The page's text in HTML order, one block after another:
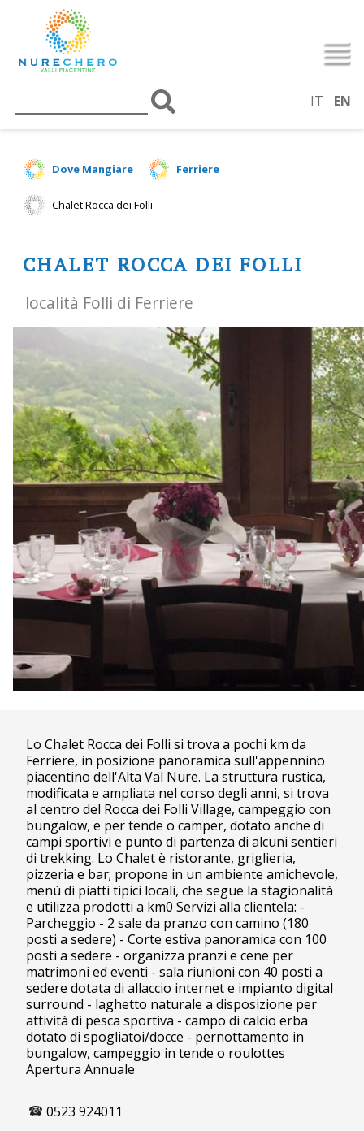
IT EN
Dove Mangiare Ferriere
Chalet Rocca dei Folli
CHALET ROCCA DEI FOLLI
località Folli di Ferriere
Lo Chalet Rocca dei Folli si trova a pochi km da
Ferriere, in posizione panoramica sull'appennino
piacentino dell'Alta Val Nure. La struttura rustica,
modificata e ampliata nel corso degli anni, si trova
al centro del Rocca dei Folli Village, campeggio con
bungalow, e per tende o camper, dotato anche di
campi sportivi e punto di partenza di alcuni sentieri
di trekking. Lo Chalet è ristorante, griglieria,
pizzeria e bar; propone in un ambiente amichevole,
menù di piatti tipici locali, che segue la stagionalità
e utilizza prodotti a km0 Servizi alla clientela: -
Parcheggio - 2 sale da pranzo con camino (180
posti a sedere) - Corte estiva panoramica con 100
posti a sedere - organizza pranzi e cene per
matrimoni ed eventi - sala riunioni con 40 posti a
sedere dotata di allaccio internet e impianto digital
surround - laghetto naturale a disposizione per
attività di pesca sportiva - campo di calcio erba
dotato di spogliatoi/docce - pernottamento in
bungalow, campeggio in tende o roulottes
Apertura Annuale
0523 924011